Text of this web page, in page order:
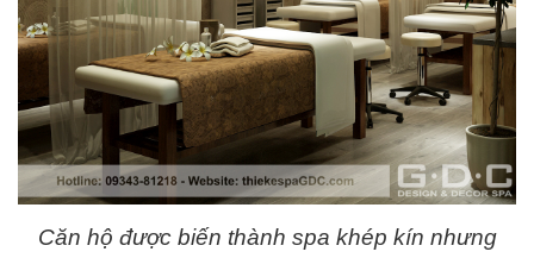
Căn hộ được biến thành spa khép kín nhưng